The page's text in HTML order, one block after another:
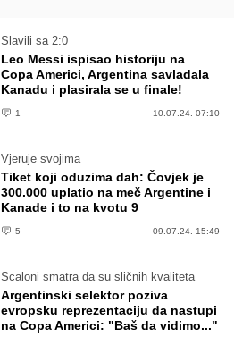
Slavili sa 2:0
Leo Messi ispisao historiju na
Copa Americi, Argentina savladala
Kanadu i plasirala se u finale!
1 10.07.24. 07:10
Vjeruje svojima
Tiket koji oduzima dah: Čovjek je
300.000 uplatio na meč Argentine i
Kanade i to na kvotu 9
5 09.07.24. 15:49
Scaloni smatra da su sličnih kvaliteta
Argentinski selektor poziva
evropsku reprezentaciju da nastupi
na Copa Americi: "Baš da vidimo..."